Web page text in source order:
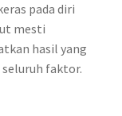
pada diri
mesti
hasil yang
faktor.